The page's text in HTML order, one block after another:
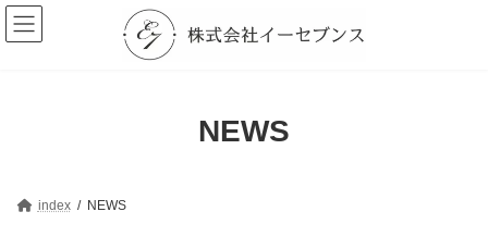
コ
ン
テ
ナ
ビ
ゲ
NEWS
index NEWS